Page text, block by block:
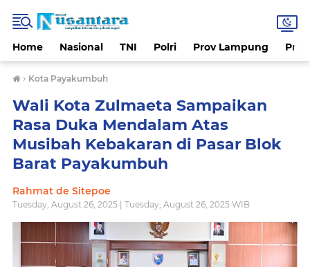
Home Nasional TNI Polri Prov Lampung
› Kota Payakumbuh
Wali Kota Zulmaeta Sampaikan
Rasa Duka Mendalam Atas
Musibah Kebakaran di Pasar Blok
Barat Payakumbuh
Rahmat de Sitepoe
Tuesday, August 26, 2025 | Tuesday, August 26, 2025 WIB